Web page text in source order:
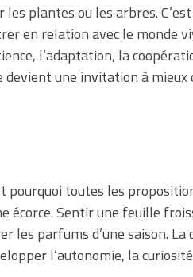
plantes ou les arbres.
en relation avec le monde
l’adaptation, la
devient une invitation à
pourquoi toutes les
écorce. Sentir une feuille
les parfums d’une saison.
l’autonomie, la